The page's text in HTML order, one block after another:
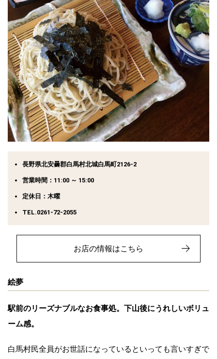
長野県北安曇郡白馬村北城白馬町2126-2
営業時間：11:00 ～ 15:00
定休日：木曜
TEL.0261-72-2055
お店の情報はこちら
絵夢
駅前のリーズナブルなお食事処。下山後にうれしいボリュ
ーム感。
白馬村民全員がお世話になっているといっても言いすぎで